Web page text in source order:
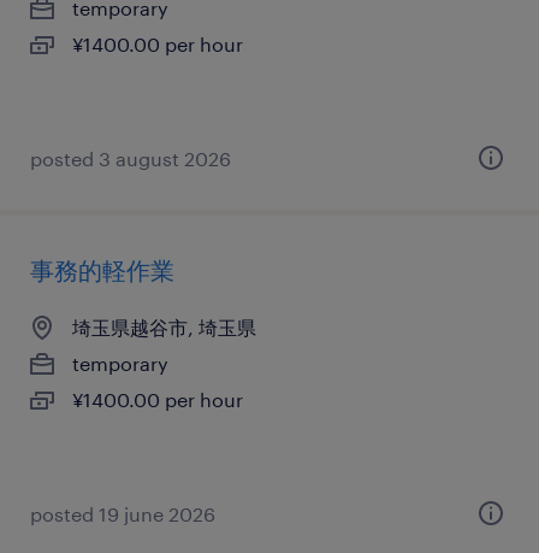
temporary
¥1400.00 per hour
posted 3 august 2026
事務的軽作業
埼玉県越谷市, 埼玉県
temporary
¥1400.00 per hour
posted 19 june 2026